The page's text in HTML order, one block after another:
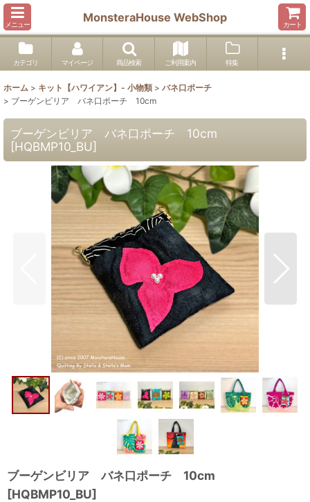
メニュー
MonsteraHouse WebShop
カート
カテゴリ マイページ 商品検索 ご利用案内 特集
ホーム > キット【ハワイアン】- 小物類 > バネ口ポーチ
> ブーゲンビリア バネ口ポーチ 10cm
ブーゲンビリア バネ口ポーチ 10cm
[HQBMP10_BU]
ブーゲンビリア バネ口ポーチ 10cm
[HQBMP10_BU]